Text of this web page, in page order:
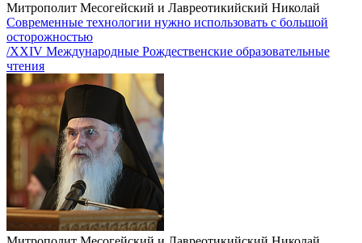
Митрополит Месогейский и Лавреотикийский Николай
Современные технологии нужно использовать с большой
осторожностью
/XXIV Международные Рождественские образовательные
чтения